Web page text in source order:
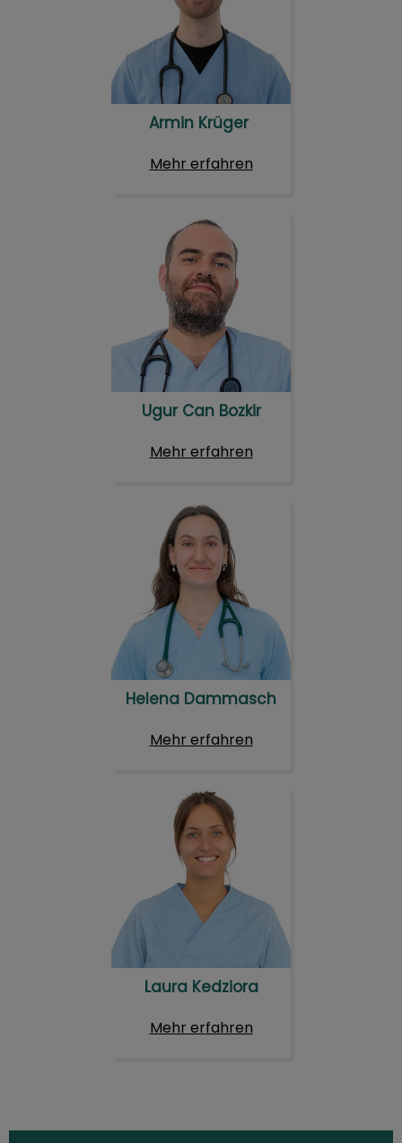
Armin Krüger
Mehr erfahren
Ugur Can Bozkir
Ugur Can Bozkir
Mehr erfahren
Helena Dammasch
Helena Dammasch
Mehr erfahren
Laura Kedziora
Laura Kedziora
Mehr erfahren